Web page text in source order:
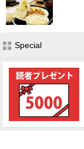
Special